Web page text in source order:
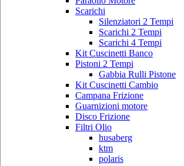
Scarichi
Silenziatori 2 Tempi
Scarichi 2 Tempi
Scarichi 4 Tempi
Kit Cuscinetti Banco
Pistoni 2 Tempi
Gabbia Rulli Pistone
Kit Cuscinetti Cambio
Campana Frizione
Guarnizioni motore
Disco Frizione
Filtri Olio
husaberg
ktm
polaris